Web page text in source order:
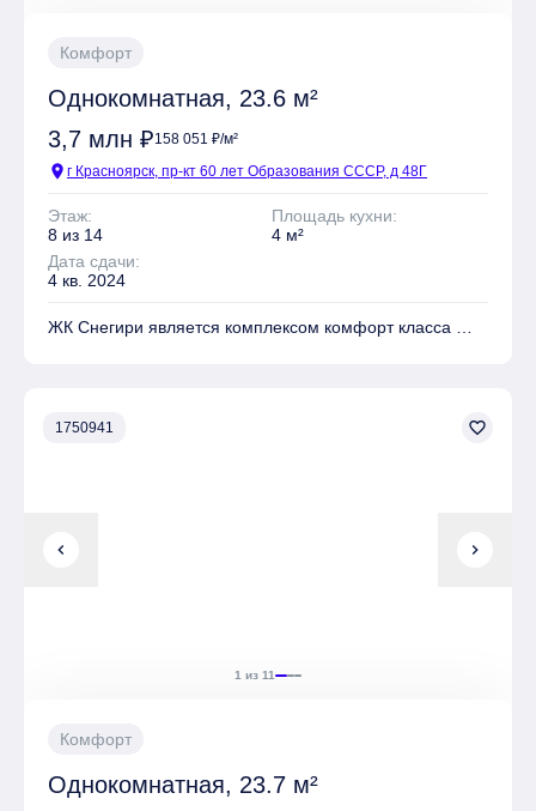
Комфорт
Однокомнатная, 23.6 м²
3,7 млн ₽158 051 ₽/м²
location_on г Красноярск, пр-кт 60 лет Образования СССР, д 48Г
Этаж:
8 из 14
Площадь кухни:
4 м²
Дата сдачи:
4 кв. 2024
ЖК Снегири является комплексом комфорт класса
Коммерческие объекты
chevron_left chevron_right
1 из 11
1750941 favorite_border
Комфорт
Однокомнатная, 23.7 м²